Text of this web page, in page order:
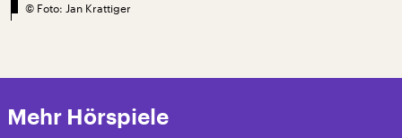
© Foto: Jan Krattiger
Mehr Hörspiele